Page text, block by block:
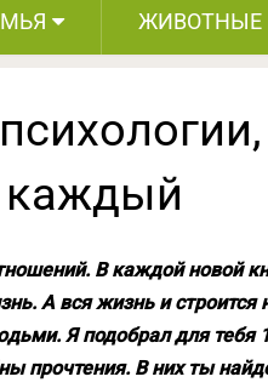
ЖИВОТНЫЕ
каждый
В каждой новой
А вся жизнь и строится
Я подобрал для тебя
прочтения. В них ты